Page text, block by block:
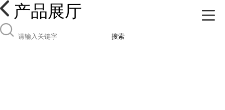
产品展厅
搜索